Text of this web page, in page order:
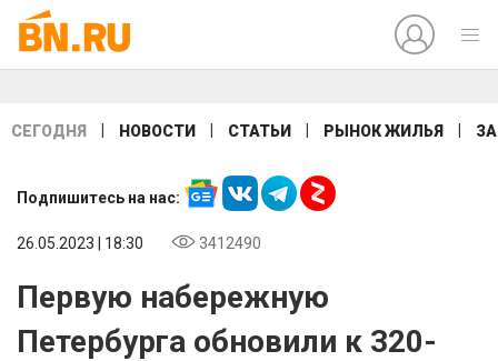
СЕГОДНЯ НОВОСТИ СТАТЬИ РЫНОК ЖИЛЬЯ
Подпишитесь на нас:
26.05.2023 | 18:30 3412490
Первую набережную
Петербурга обновили к 320-